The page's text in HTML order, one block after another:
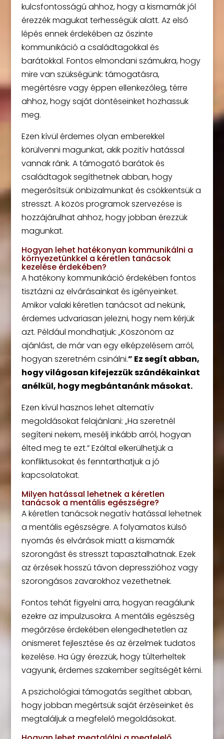
kulcsfontosságú ahhoz, hogy a kismamák jól
érezzék magukat terhességük alatt. Az első
lépés ennek érdekében az őszinte
kommunikáció a családtagokkal és
barátokkal. Fontos elmondani számukra, hogy
mire van szükségünk: támogatásra,
megértésre vagy éppen ellenkezőleg, térre
ahhoz, hogy saját döntéseinket hozhassuk
meg.
Ezen kívül érdemes olyan emberekkel
körülvenni magunkat, akik pozitív hatással
vannak ránk. A támogató barátok és
családtagok segíthetnek abban, hogy
megerősítsük önbizalmunkat és csökkentsük a
stresszt. A közös programok szervezése is
hozzájárulhat ahhoz, hogy jobban érezzük
magunkat.
Hogyan lehet hatékonyan kommunikálni a
környezetünkkel a kéretlen tanácsok
kezelése érdekében?
A hatékony kommunikáció érdekében fontos
tisztázni az elvárásainkat és igényeinket.
Amikor valaki kéretlen tanácsot ad nekünk,
érdemes udvariasan jelezni, hogy nem kérjük
azt. Például mondhatjuk: „Köszönöm az
ajánlást, de már van egy elképzelésem arról,
hogyan szeretném csinálni.” Ez segít abban,
hogy világosan kifejezzük szándékainkat
anélkül, hogy megbántanánk másokat.
Ezen kívül hasznos lehet alternatív
megoldásokat felajánlani: „Ha szeretnél
segíteni nekem, mesélj inkább arról, hogyan
élted meg te ezt.” Ezáltal elkerülhetjük a
konfliktusokat és fenntarthatjuk a jó
kapcsolatokat.
Milyen hatással lehetnek a kéretlen
tanácsok a mentális egészségre?
A kéretlen tanácsok negatív hatással lehetnek
a mentális egészségre. A folyamatos külső
nyomás és elvárások miatt a kismamák
szorongást és stresszt tapasztalhatnak. Ezek
az érzések hosszú távon depresszióhoz vagy
szorongásos zavarokhoz vezethetnek.
Fontos tehát figyelni arra, hogyan reagálunk
ezekre az impulzusokra. A mentális egészség
megőrzése érdekében elengedhetetlen az
önismeret fejlesztése és az érzelmek tudatos
kezelése. Ha úgy érezzük, hogy túlterheltek
vagyunk, érdemes szakember segítségét kérni.
A pszichológiai támogatás segíthet abban,
hogy jobban megértsük saját érzéseinket és
megtaláljuk a megfelelő megoldásokat.